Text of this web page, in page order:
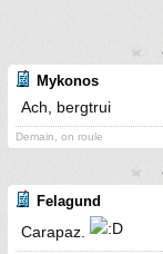
Mykonos
Ach, bergtrui
Demain, on roule
Felagund
Carapaz.